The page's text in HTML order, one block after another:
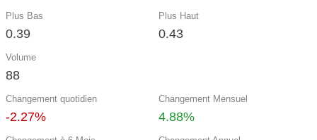
Plus Bas
0.39
Plus Haut
0.43
Volume
88
Changement quotidien
-2.27%
Changement Mensuel
4.88%